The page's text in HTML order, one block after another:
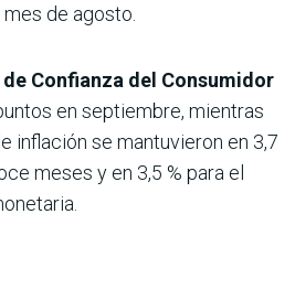
mes de agosto.
Confianza del Consumidor
en septiembre, mientras
inflación se mantuvieron en 3,7
meses y en 3,5 % para el